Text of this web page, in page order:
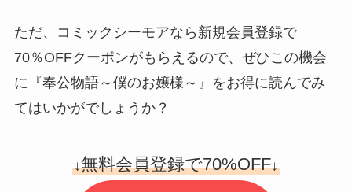
ただ、コミックシーモアなら新規会員登録で
70％OFFクーポンがもらえるので、ぜひこの機会
に『奉公物語～僕のお嬢様～』をお得に読んでみ
てはいかがでしょうか？
↓無料会員登録で70%OFF↓